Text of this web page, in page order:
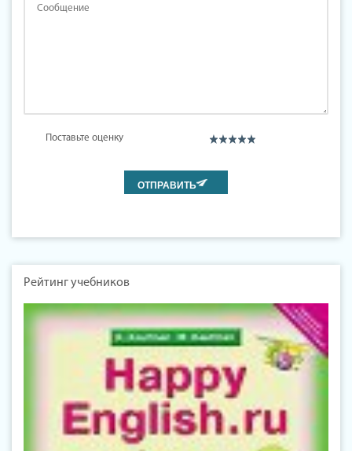
Поставьте оценку
Рейтинг учебников